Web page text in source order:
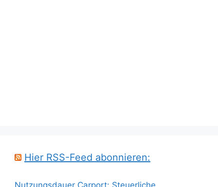
Hier RSS-Feed abonnieren:
Nutzungsdauer Carport: Steuerliche